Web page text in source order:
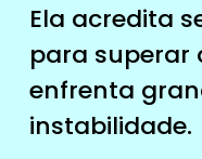
Ela acredita
para superar
enfrenta
instabilidade.